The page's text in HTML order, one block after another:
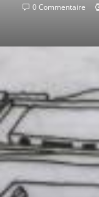
0 Commentaire